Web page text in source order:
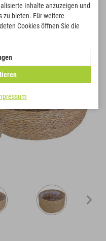
Inhalte anzuzeigen und
zu bieten. Für weitere
Cookies öffnen Sie die